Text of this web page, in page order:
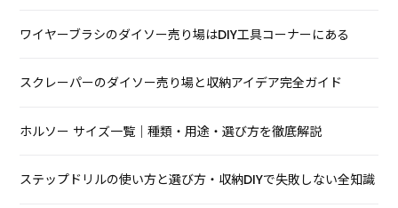
ワイヤーブラシのダイソー売り場はDIY工具コーナーにある
スクレーパーのダイソー売り場と収納アイデア完全ガイド
ホルソー サイズ一覧｜種類・用途・選び方を徹底解説
ステップドリルの使い方と選び方・収納DIYで失敗しない全知識